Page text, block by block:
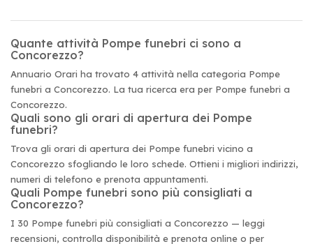
Quante attività Pompe funebri ci sono a
Concorezzo?
Annuario Orari ha trovato 4 attività nella categoria Pompe
funebri a Concorezzo. La tua ricerca era per Pompe funebri a
Concorezzo.
Quali sono gli orari di apertura dei Pompe
funebri?
Trova gli orari di apertura dei Pompe funebri vicino a
Concorezzo sfogliando le loro schede. Ottieni i migliori indirizzi,
numeri di telefono e prenota appuntamenti.
Quali Pompe funebri sono più consigliati a
Concorezzo?
I 30 Pompe funebri più consigliati a Concorezzo — leggi
recensioni, controlla disponibilità e prenota online o per